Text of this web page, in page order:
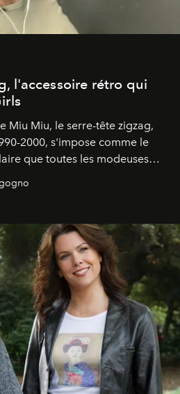
l'accessoire rétro qui
Miu Miu, le serre-tête zigzag,
2000, s'impose comme le
que toutes les modeuses